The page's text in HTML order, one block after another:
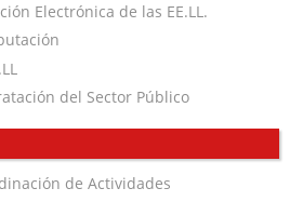
Electrónica de las EE.LL.
del Sector Público
de Actividades